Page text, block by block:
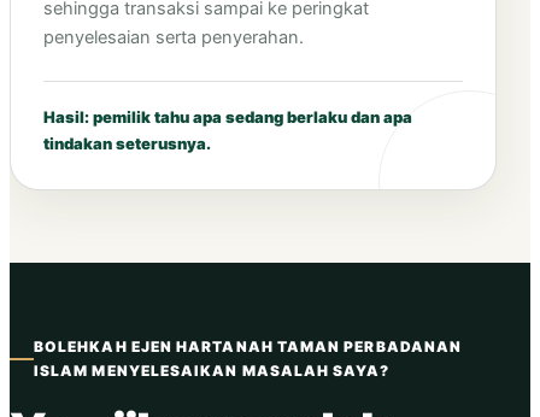
sehingga transaksi sampai ke peringkat
penyelesaian serta penyerahan.
Hasil: pemilik tahu apa sedang berlaku dan apa
tindakan seterusnya.
BOLEHKAH EJEN HARTANAH TAMAN PERBADANAN
ISLAM MENYELESAIKAN MASALAH SAYA?